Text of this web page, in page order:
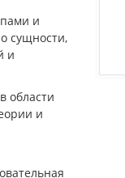
и
сущности,
и
области
и